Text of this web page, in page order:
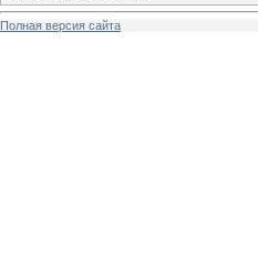
Полная версия сайта